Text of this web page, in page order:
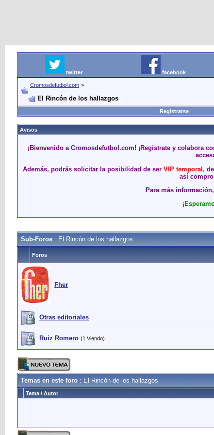
twitter facebook
Cromosdefutbol.com >
El Rincón de los hallazgos
Registrarse
Avisos
¡Bienvenido a Cromosdefutbol.com! ¡Regístrate y colabora
Además, podrás solicitar la posibilidad de ser VIP temporal,
así
Para más
Sub-Foros : El Rincón de los hallazgos
Foros
Fher
Otras editoriales
Ruiz Romero (1 Viendo)
Temas en este foro : El Rincón de los hallazgos
Tema / Autor